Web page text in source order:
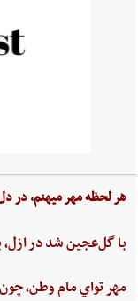
هر لحظه‌ مهر ميهنم،‌ در
با گل‌عجين‌ شد در ازل،‌
مهر تواي ‌مام ‌وطن،‌